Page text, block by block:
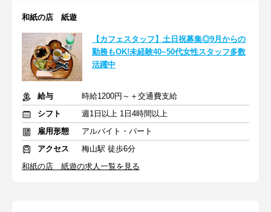
和紙の店 紙遊
【カフェスタッフ】土日祝募集◎9月からの
勤務もOK!未経験40~50代女性スタッフ多数
活躍中
給与
時給1200円～＋交通費支給
シフト
週1日以上 1日4時間以上
雇用形態
アルバイト・パート
アクセス
梅山駅 徒歩6分
和紙の店 紙遊の求人一覧を見る